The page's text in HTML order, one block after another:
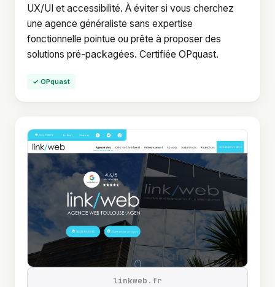
UX/UI et accessibilité. À éviter si vous cherchez
une agence généraliste sans expertise
fonctionnelle pointue ou prête à proposer des
solutions pré-packagées. Certifiée OPquast.
✓ OPquast
linkweb.fr